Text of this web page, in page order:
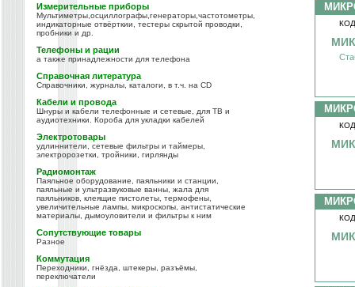
Измерительные приборы
Мультиметры,осциллографы,генераторы,частотометры,
индикаторные отвёрткии, тестеры скрытой проводки,
пробники и др.
Телефоны и рации
а также принадлежности для телефона
Справочная литература
Справочники, журналы, каталоги, в т.ч. на CD
Кабели и провода
Шнуры и кабели телефонные и сетевые, для ТВ и
аудиотехники. Короба для укладки кабелей
Электротовары
удлиннители, сетевые фильтры и таймеры,
электророзетки, тройники, гирлянды
Радиомонтаж
Паяльное оборудование, паяльники и станции,
паяльные и ультразвуковые ванны, жала для
паяльников, клеящие пистолеты, термофены,
увеличительные лампы, микроскопы, антистатические
материалы, дымоуловители и фильтры к ним
Сопутствующие товары
Разное
Коммутация
Переходники, гнёзда, штекеры, разъёмы,
переключатели